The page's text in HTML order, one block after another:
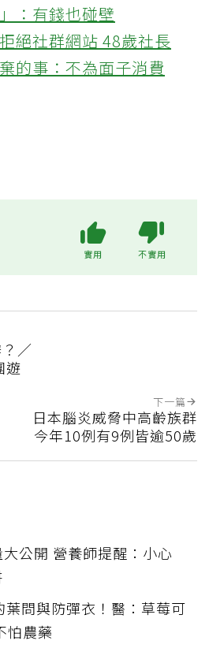
：有錢也碰壁
絕社群網站 48歲社長
的事：不為面子消費
實用 不實用
／
遊
下一篇
日本腦炎威脅中高齡族群
今年10例有9例皆逾50歲
公開 營養師提醒：小心
葉問與防彈衣！醫：草莓可
怕農藥